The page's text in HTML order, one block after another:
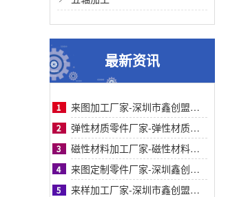
最新资讯
来图加工厂家-深圳市鑫创盟机电技术有限公司来图加工厂家专业定制服务精准高效值得信赖
弹性材质零件厂家-弹性材质零件采购参考：深圳鑫创盟工艺、服务与客户案例对比详解指南
磁性材料加工厂家-磁性材料加工厂家采购参考之深圳鑫创盟机电技术有限公司深度专业解析
来图定制零件厂家-深圳鑫创盟机电来图定制零件厂家采购参考与专业工艺优势深度全面解析
来样加工厂家-深圳市鑫创盟机电来样加工厂家：精准定制，解决非标零件采购难题参考